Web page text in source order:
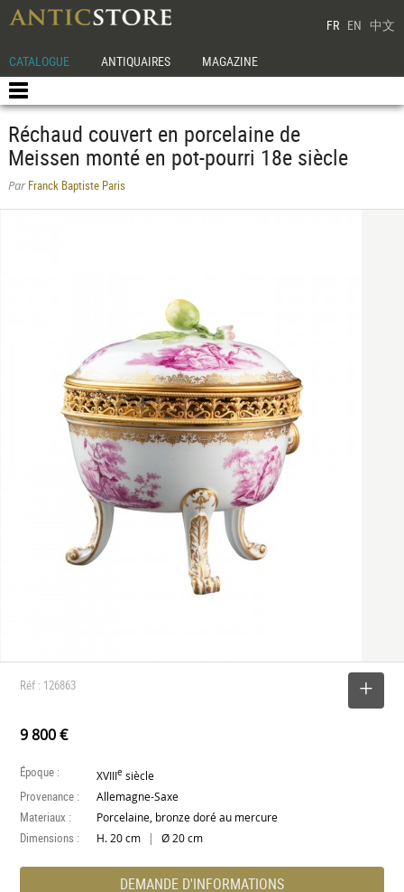
FR EN 中文
CATALOGUE ANTIQUAIRES MAGAZINE
Réchaud couvert en porcelaine de
Meissen monté en pot-pourri 18e siècle
ParFranck Baptiste Paris
Réf : 126863
9 800 €
Époque : XVIIIe siècle
Provenance : Allemagne-Saxe
Materiaux : Porcelaine, bronze doré au mercure
Dimensions : H. 20 cm | Ø 20 cm
DEMANDE D'INFORMATIONS